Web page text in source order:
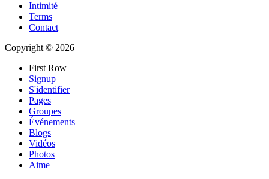
Intimité
Terms
Contact
Copyright © 2026
First Row
Signup
S'identifier
Pages
Groupes
Événements
Blogs
Vidéos
Photos
Aime